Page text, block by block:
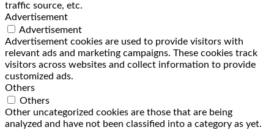
traffic source, etc.
Advertisement
Advertisement
Advertisement cookies are used to provide visitors with
relevant ads and marketing campaigns. These cookies track
visitors across websites and collect information to provide
customized ads.
Others
Others
Other uncategorized cookies are those that are being
analyzed and have not been classified into a category as yet.